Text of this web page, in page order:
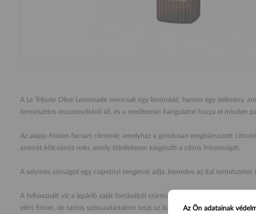
A Le Tribute Olive Lemonade nemcsak egy limonádé, hanem egy ízélmény,
természetes összetevőkből áll, és a mediterrán hangulatot hozza el minden
Az alapja frissen facsart citromlé, amelyhez a gondosan meghámozott
aromát kölcsönöz neki, amely tökéletesen kiegészíti a citrus frissességét.
A selymes sósságot egy csipetnyi tengervíz adja, kiemelve az ital
A felhasznált víz a lepárló saját forrásából származik, amelyet fordított
elért finom, de tartós szénsavtartalom teszi az italt igazán frissítővé.
Az Ön adatainak